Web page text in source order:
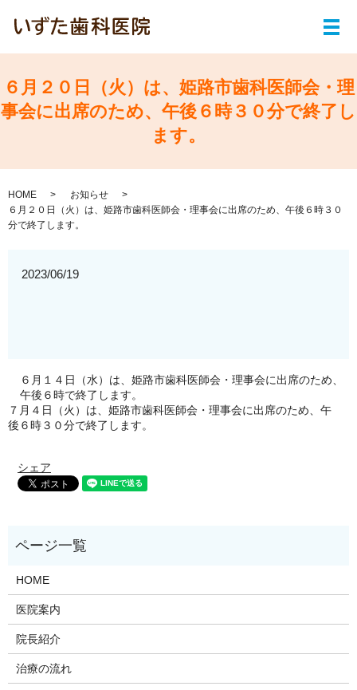
メ
６月２０日（火）は、姫路市歯科医師会・理
事会に出席のため、午後６時３０分で終了し
ます。
HOME
お知らせ
６月２０日（火）は、姫路市歯科医師会・理事会に出席のため、午後６時３０
分で終了します。
2023/06/19
６月１４日（水）は、姫路市歯科医師会・理事会に出席のため、
午後６時で終了します。
７月４日（火）は、姫路市歯科医師会・理事会に出席のため、午
後６時３０分で終了します。
シェア
HOME
医院案内
院長紹介
治療の流れ